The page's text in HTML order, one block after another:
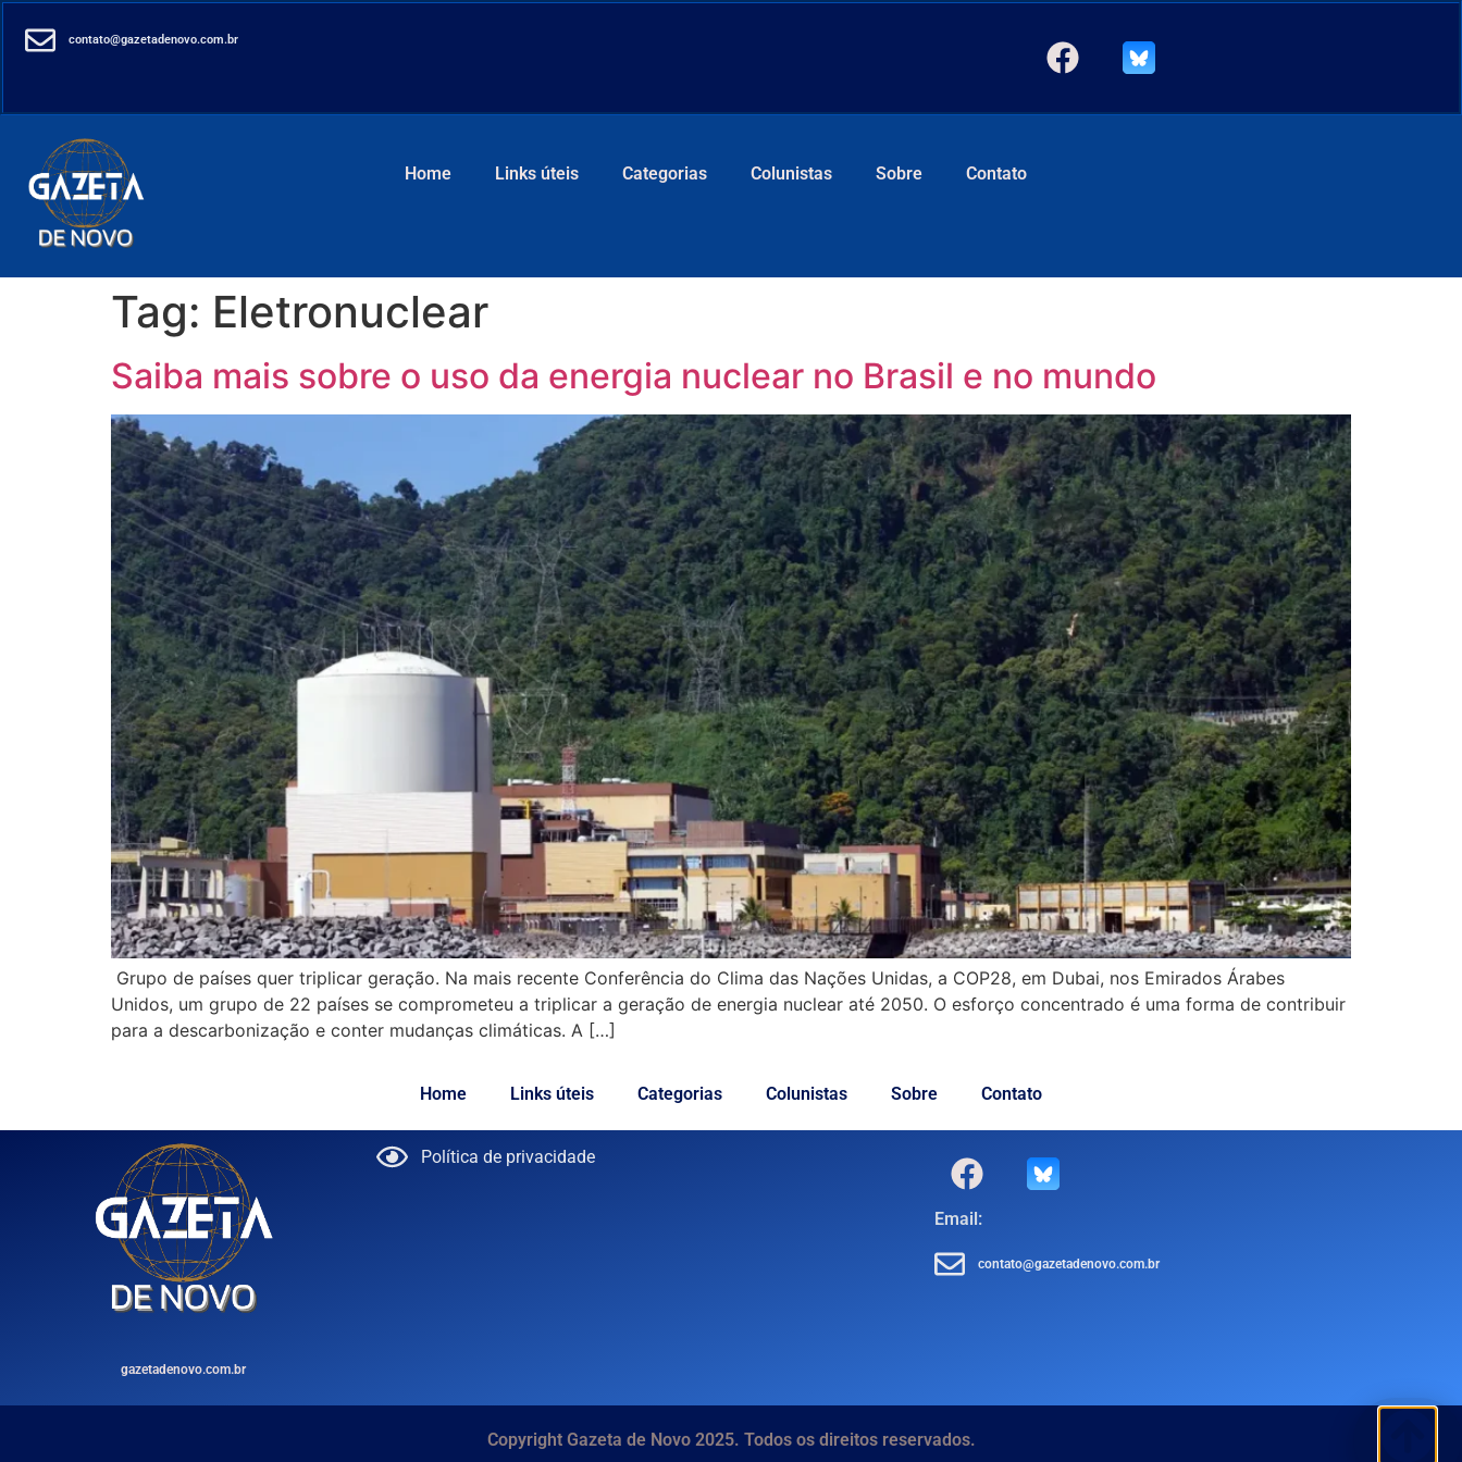
contato@gazetadenovo.com.br
Home Links úteis Categorias Colunistas Sobre Contato
Tag: Eletronuclear
Saiba mais sobre o uso da energia nuclear no Brasil e no mundo
Grupo de países quer triplicar geração. Na mais recente Conferência do Clima das Nações Unidas, a COP28, em Dubai, nos Emirados Árabes
Unidos, um grupo de 22 países se comprometeu a triplicar a geração de energia nuclear até 2050. O esforço concentrado é uma forma de contribuir
para a descarbonização e conter mudanças climáticas. A […]
Home Links úteis Categorias Colunistas Sobre Contato
gazetadenovo.com.br
Política de privacidade
Email:
contato@gazetadenovo.com.br
Copyright Gazeta de Novo 2025. Todos os direitos reservados.